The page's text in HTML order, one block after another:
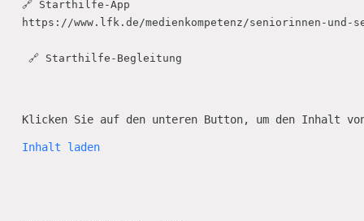
🔗 Starthilfe-App
https://www.lfk.de/medienkompetenz/seniorinnen-
🔗 Starthilfe-Begleitung
Klicken Sie auf den unteren Button, um den Inhalt von
Inhalt laden